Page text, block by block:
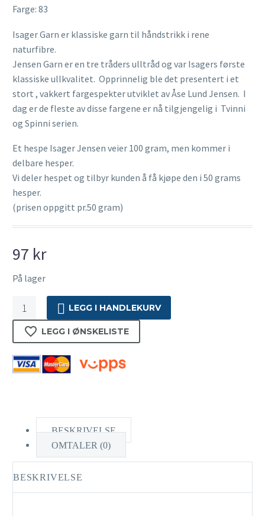
Farge: 83
Isager Garn er klassiske garn til håndstrikk i rene
naturfibre.
Jensen Garn er en tre tråders ulltråd og var Isagers første
klassiske ullkvalitet. Opprinnelig ble det presentert i et
stort , vakkert fargespekter utviklet av Åse Lund Jensen. I
dag er de fleste av disse fargene er nå tilgjengelig i Tvinni
og Spinni serien.
Et hespe Isager Jensen veier 100 gram, men kommer i
delbare hesper.
Vi deler hespet og tilbyr kunden å få kjøpe den i 50 grams
hesper.
(prisen oppgitt pr.50 gram)
97 kr
På lager
Jensen
Yarn
83
antall
LEGG I HANDLEKURV
LEGG I ØNSKELISTE
BESKRIVELSE
OMTALER (0)
BESKRIVELSE